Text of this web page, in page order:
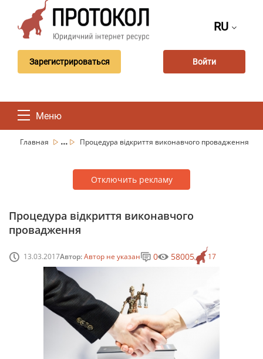
RU
Зарегистрироваться Войти
Меню
Главная ... Процедура відкриття виконавчого провадження
Отключить рекламу
Процедура відкриття виконавчого
провадження
13.03.2017Автор:Автор не указан 17
0 58005